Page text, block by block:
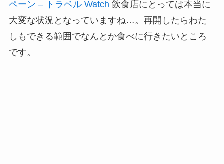
ペーン – トラベル Watch 飲食店にとっては本当に
大変な状況となっていますね…。再開したらわた
しもできる範囲でなんとか食べに行きたいところ
です。